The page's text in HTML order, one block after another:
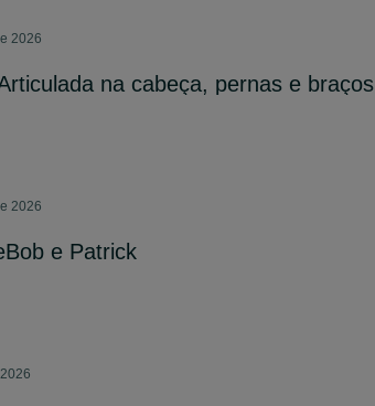
2026
na cabeça, pernas e braços
2026
e Patrick